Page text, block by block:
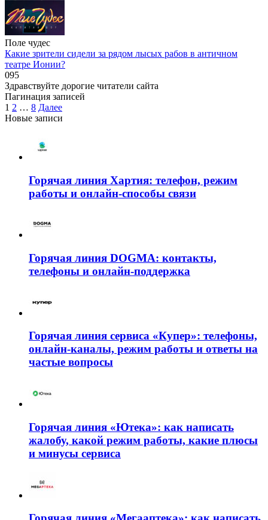
Поле чудес
Какие зрители сидели за рядом лысых рабов в античном
театре Ионии?
095
Здравствуйте дорогие читатели сайта
Пагинация записей
1 2 … 8 Далее
Новые записи
Горячая линия Хартия: телефон, режим
работы и онлайн-способы связи
Горячая линия DOGMA: контакты,
телефоны и онлайн-поддержка
Горячая линия сервиса «Купер»: телефоны,
онлайн-каналы, режим работы и ответы на
частые вопросы
Горячая линия «Ютека»: как написать
жалобу, какой режим работы, какие плюсы
и минусы сервиса